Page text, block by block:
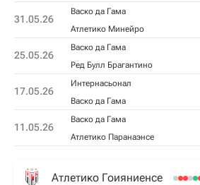
31.05.26
Васко да Гама
Атлетико Минейро
25.05.26
Васко да Гама
Ред Булл Брагантино
17.05.26
Интернасьонал
Васко да Гама
11.05.26
Васко да Гама
Атлетико Паранаэнсе
Атлетико Гоияниенсе